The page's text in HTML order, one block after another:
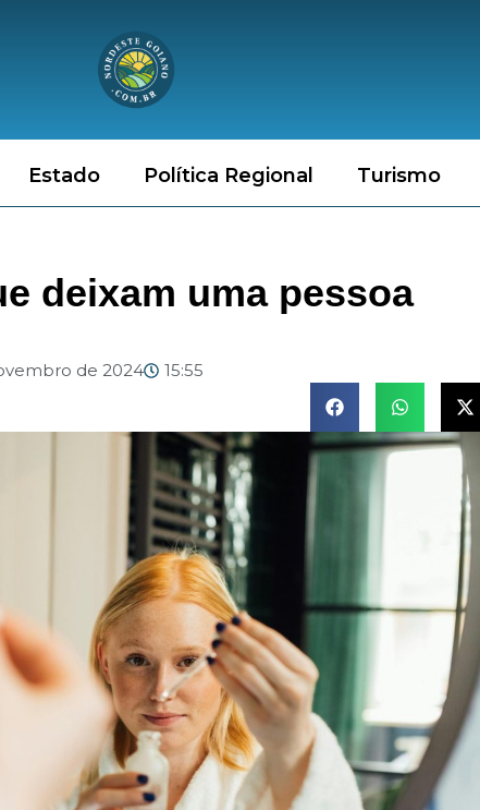
Estado Política Regional Turismo
deixam uma pessoa
de 2024 15:55